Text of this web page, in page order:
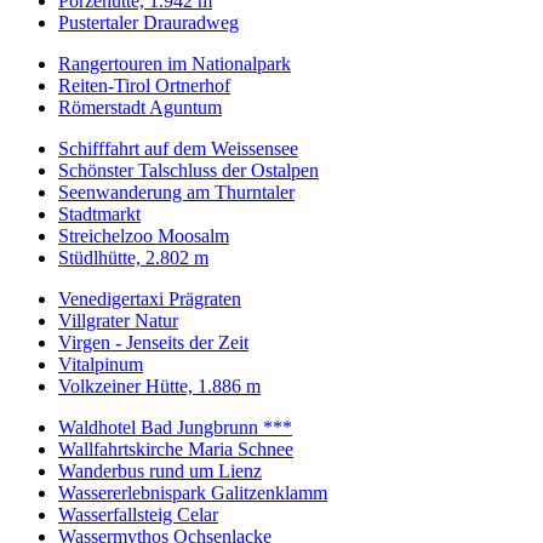
Pustertaler Drauradweg
Rangertouren im Nationalpark
Reiten-Tirol Ortnerhof
Römerstadt Aguntum
Schifffahrt auf dem Weissensee
Schönster Talschluss der Ostalpen
Seenwanderung am Thurntaler
Stadtmarkt
Streichelzoo Moosalm
Stüdlhütte, 2.802 m
Venedigertaxi Prägraten
Villgrater Natur
Virgen - Jenseits der Zeit
Vitalpinum
Volkzeiner Hütte, 1.886 m
Waldhotel Bad Jungbrunn ***
Wallfahrtskirche Maria Schnee
Wanderbus rund um Lienz
Wassererlebnispark Galitzenklamm
Wasserfallsteig Celar
Wassermythos Ochsenlacke